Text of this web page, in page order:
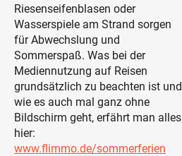
Riesenseifenblasen oder
Wasserspiele am Strand sorgen
für Abwechslung und
Sommerspaß. Was bei der
Mediennutzung auf Reisen
grundsätzlich zu beachten ist und
wie es auch mal ganz ohne
Bildschirm geht, erfährt man alles
hier:
www.flimmo.de/sommerferien